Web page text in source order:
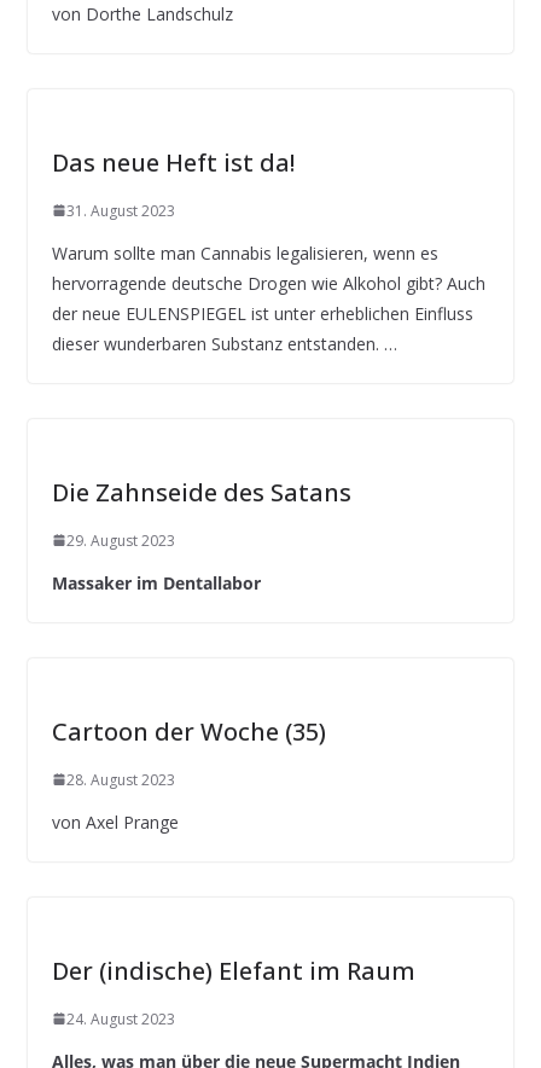
von Dorthe Landschulz
Das neue Heft ist da!
31. August 2023
Warum sollte man Cannabis legalisieren, wenn es
hervorragende deutsche Drogen wie Alkohol gibt? Auch
der neue EULENSPIEGEL ist unter erheblichen Einfluss
dieser wunderbaren Substanz entstanden. …
Die Zahnseide des Satans
29. August 2023
Massaker im Dentallabor
Cartoon der Woche (35)
28. August 2023
von Axel Prange
Der (indische) Elefant im Raum
24. August 2023
Alles, was man über die neue Supermacht Indien